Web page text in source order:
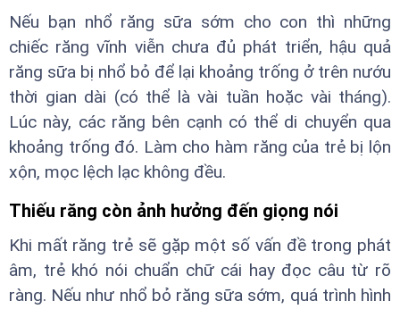
Nếu bạn nhổ răng sữa sớm cho con thì những
chiếc răng vĩnh viễn chưa đủ phát triển, hậu quả
răng sữa bị nhổ bỏ để lại khoảng trống ở trên nướu
thời gian dài (có thể là vài tuần hoặc vài tháng).
Lúc này, các răng bên cạnh có thể di chuyển qua
khoảng trống đó. Làm cho hàm răng của trẻ bị lộn
xộn, mọc lệch lạc không đều.
Thiếu răng còn ảnh hưởng đến giọng nói
Khi mất răng trẻ sẽ gặp một số vấn đề trong phát
âm, trẻ khó nói chuẩn chữ cái hay đọc câu từ rõ
ràng. Nếu như nhổ bỏ răng sữa sớm, quá trình hình